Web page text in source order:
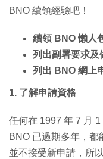
BNO 續領經驗吧！
續領 BNO 懶人
列出副署要求及
列出 BNO 網上
1. 了解申請資格
任何在 1997 年 7 月
BNO 已過期多年，
並不接受新申請，所